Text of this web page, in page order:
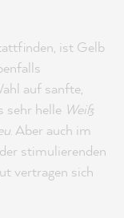
ist Gelb
auf sanfte,
sehr helle Weiß
. Aber auch im
stimulierenden
vertragen sich